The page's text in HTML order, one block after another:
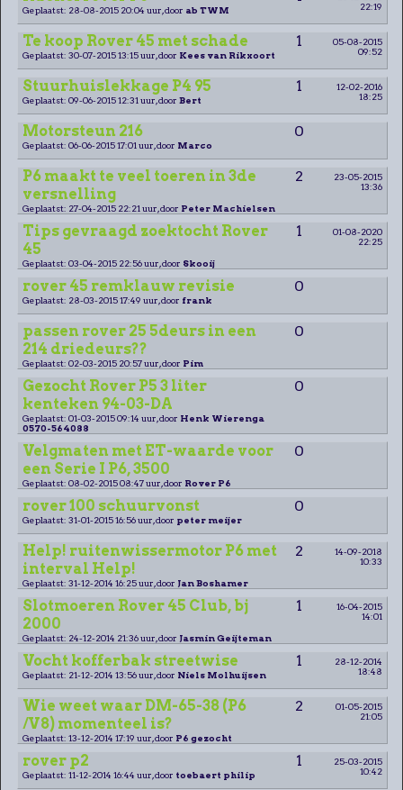
22:19
Geplaatst: 28-08-2015 20:04 uur, door ab TWM
Te koop Rover 45 met schade 1
05-08-2015
09:52
Geplaatst: 30-07-2015 13:15 uur, door Kees van Rikxoort
Stuurhuislekkage P4 95 1
12-02-2016
18:25
Geplaatst: 09-06-2015 12:31 uur, door Bert
Motorsteun 216 0
Geplaatst: 06-06-2015 17:01 uur, door Marco
P6 maakt te veel toeren in 3de
versnelling
2
23-05-2015
13:36
Geplaatst: 27-04-2015 22:21 uur, door Peter Machielsen
Tips gevraagd zoektocht Rover
45
1
01-08-2020
22:25
Geplaatst: 03-04-2015 22:56 uur, door Skooij
rover 45 remklauw revisie 0
Geplaatst: 28-03-2015 17:49 uur, door frank
passen rover 25 5deurs in een
214 driedeurs??
0
Geplaatst: 02-03-2015 20:57 uur, door Pim
Gezocht Rover P5 3 liter
kenteken 94-03-DA
0
Geplaatst: 01-03-2015 09:14 uur, door Henk Wierenga
0570-564088
Velgmaten met ET-waarde voor
een Serie I P6, 3500
0
Geplaatst: 08-02-2015 08:47 uur, door Rover P6
rover 100 schuurvonst 0
Geplaatst: 31-01-2015 16:56 uur, door peter meijer
Help! ruitenwissermotor P6 met
interval Help!
2
14-09-2018
10:33
Geplaatst: 31-12-2014 16:25 uur, door Jan Boshamer
Slotmoeren Rover 45 Club, bj
2000
1
16-04-2015
14:01
Geplaatst: 24-12-2014 21:36 uur, door Jasmin Geijteman
Vocht kofferbak streetwise 1
28-12-2014
18:48
Geplaatst: 21-12-2014 13:56 uur, door Niels Molhuijsen
Wie weet waar DM-65-38 (P6
/V8) momenteel is?
2
01-05-2015
21:05
Geplaatst: 13-12-2014 17:19 uur, door P6 gezocht
rover p2 1
25-03-2015
10:42
Geplaatst: 11-12-2014 16:44 uur, door toebaert philip